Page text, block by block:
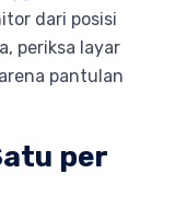
dari posisi
periksa layar
pantulan
per